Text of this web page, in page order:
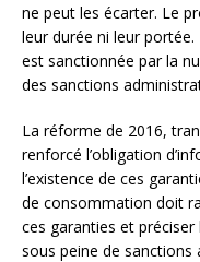
ne peut les écarter. Le
leur durée ni leur
est sanctionnée par la
des sanctions
La réforme de 2016,
renforcé l’obligation
l’existence de ces
de consommation doit
ces garanties et
sous peine de